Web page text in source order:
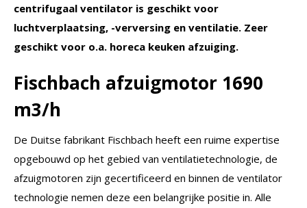
centrifugaal ventilator is geschikt voor
luchtverplaatsing, -verversing en ventilatie. Zeer
geschikt voor o.a. horeca keuken afzuiging.
Fischbach afzuigmotor 1690
m3/h
De Duitse fabrikant Fischbach heeft een ruime expertise
opgebouwd op het gebied van ventilatietechnologie, de
afzuigmotoren zijn gecertificeerd en binnen de ventilator
technologie nemen deze een belangrijke positie in. Alle